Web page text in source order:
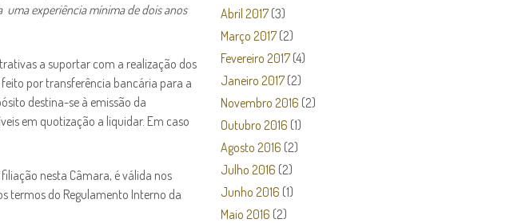
experiência mínima de dois anos
a suportar com a realização dos
por transferência bancária para a
destina-se à emissão da
em quotização a liquidar. Em caso
nesta Câmara, é válida nos
termos do Regulamento Interno da
Abril 2017 (3)
Março 2017 (2)
Fevereiro 2017 (4)
Janeiro 2017 (2)
Novembro 2016 (2)
Outubro 2016 (1)
Agosto 2016 (2)
Julho 2016 (2)
Junho 2016 (1)
Maio 2016 (2)